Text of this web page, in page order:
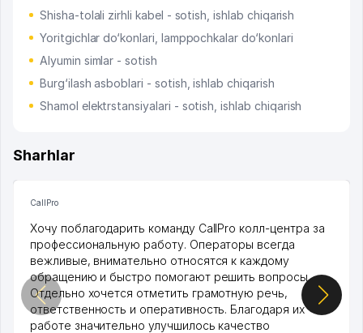
Shisha-tolali zirhli kabel - sotish, ishlab chiqarish
Yoritgichlar do‘konlari, lamppochkalar do‘konlari
Alyumin simlar - sotish
Burg‘ilash asboblari - sotish, ishlab chiqarish
Shamol elektrstansiyalari - sotish, ishlab chiqarish
Sharhlar
CallPro
Хочу поблагодарить команду CallPro колл-центра за
профессиональную работу. Операторы всегда
вежливые, внимательно относятся к каждому
обращению и быстро помогают решить вопросы.
Отдельно хочется отметить грамотную речь,
ответственность и оперативность. Благодаря их
работе значительно улучшилось качество